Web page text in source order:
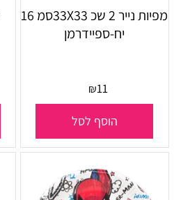
מפיות נייר 2 שכ 33X33סמ 16
יח-ספיידרמן
₪11
הוסף לסל